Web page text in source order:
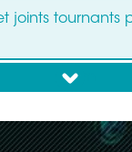
joints tournants
down